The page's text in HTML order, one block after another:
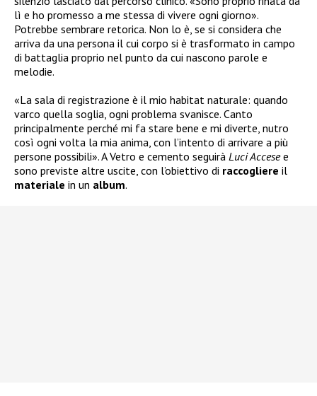
lì e ho promesso a me stessa di vivere ogni giorno».
Potrebbe sembrare retorica. Non lo è, se si considera che
arriva da una persona il cui corpo si è trasformato in campo
di battaglia proprio nel punto da cui nascono parole e
melodie.
«La sala di registrazione è il mio habitat naturale: quando
varco quella soglia, ogni problema svanisce. Canto
principalmente perché mi fa stare bene e mi diverte, nutro
così ogni volta la mia anima, con l’intento di arrivare a più
persone possibili». A Vetro e cemento seguirà Luci Accesee
sono previste altre uscite, con l’obiettivo di raccogliere il
materiale in un album.